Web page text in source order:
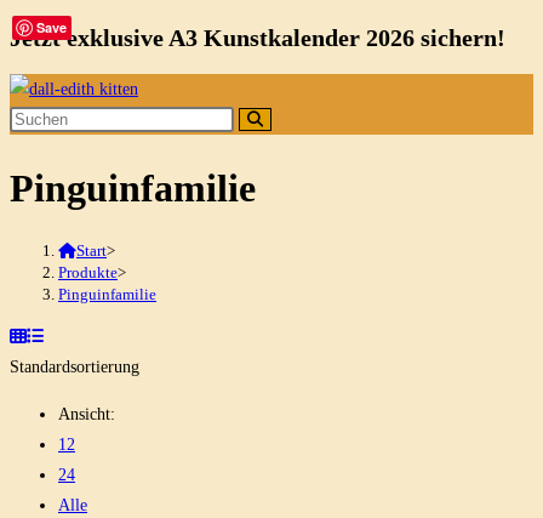
Zum
springen
Jetzt exklusive A3 Kunstkalender 2026 sichern!
Pinguinfamilie
Start>
Produkte>
Pinguinfamilie
Standardsortierung
Ansicht:
12
24
Alle
Save